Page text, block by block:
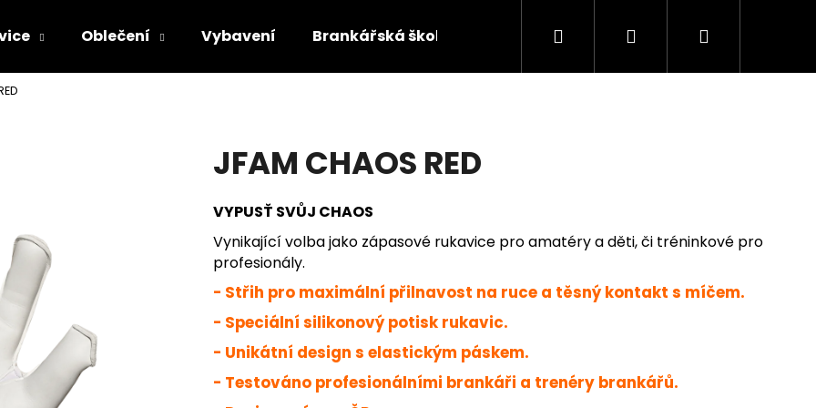
Oblečení Vybavení Brankářská škola Sponzorovaní brankáři Chytají v J4K
Hledat PřihlášeníNákupní
JFAM CHAOS RED
VYPUSŤ SVŮJ CHAOS
Vynikající volba jako zápasové rukavice pro amatéry a děti, či tréninkové pro
profesionály.
- Střih pro maximální přilnavost na ruce a těsný kontakt s míčem.
- Speciální silikonový potisk rukavic.
- Unikátní design s elastickým páskem.
- Testováno profesionálními brankáři a trenéry brankářů.
Co potřebujete najít?
HLEDAT